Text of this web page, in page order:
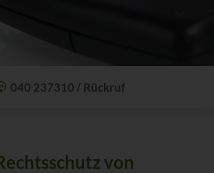
040 237310 / Rückruf
von